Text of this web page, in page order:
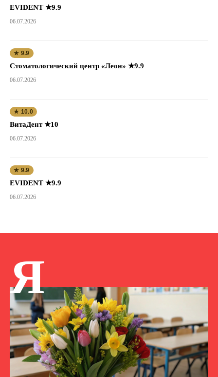
EVIDENT ★9.9
06.07.2026
★ 9.9
Стоматологический центр «Леон» ★9.9
06.07.2026
★ 10.0
ВитаДент ★10
06.07.2026
★ 9.9
EVIDENT ★9.9
06.07.2026
Я